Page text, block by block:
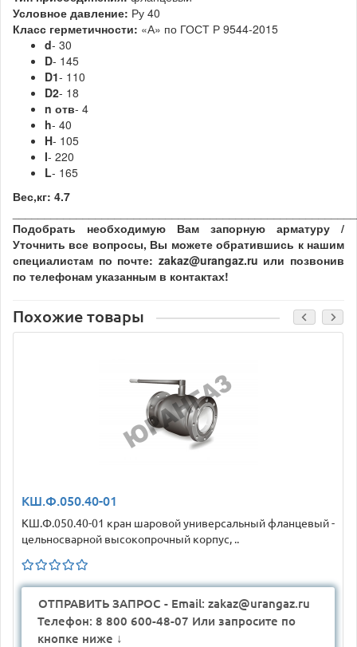
Условное давление: Ру 40
Класс герметичности: «А» по ГОСТ Р 9544-2015
d- 30
D- 145
D1- 110
D2- 18
n отв- 4
h- 40
H- 105
I- 220
L- 165
Вес,кг: 4.7
Подобрать необходимую Вам запорную арматуру /
Уточнить все вопросы, Вы можете обратившись к нашим
специалистам по почте: zakaz@urangaz.ru или позвонив
по телефонам указанным в контактах!
Похожие товары
КШ.Ф.050.40-01
КШ.Ф.050.40-01 кран шаровой универсальный фланцевый -
цельносварной высокопрочный корпус, ..
ОТПРАВИТЬ ЗАПРОС - Email: zakaz@urangaz.ru
Телефон: 8 800 600-48-07 Или запросите по
кнопке ниже ↓